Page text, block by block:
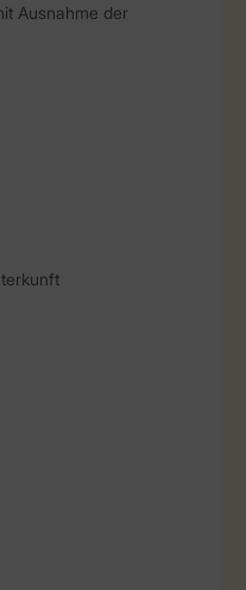
Ausnahme der